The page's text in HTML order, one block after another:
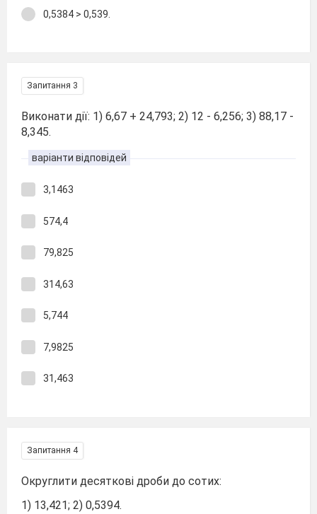
0,5384 > 0,539.
Запитання 3
Виконати дії: 1) 6,67 + 24,793; 2) 12 - 6,256; 3) 88,17 -
8,345.
варіанти відповідей
3,1463
574,4
79,825
314,63
5,744
7,9825
31,463
Запитання 4
Округлити десяткові дроби до сотих:
1) 13,421; 2) 0,5394.